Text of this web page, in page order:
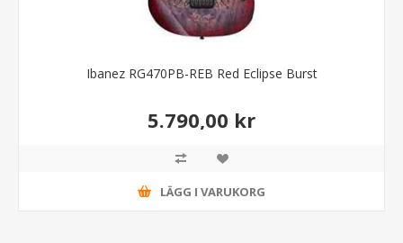
Ibanez RG470PB-REB Red Eclipse Burst
5.790,00 kr
LÄGG I VARUKORG